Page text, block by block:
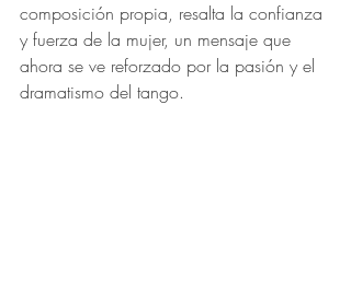
composición propia, resalta la confianza
y fuerza de la mujer, un mensaje que
ahora se ve reforzado por la pasión y el
dramatismo del tango.